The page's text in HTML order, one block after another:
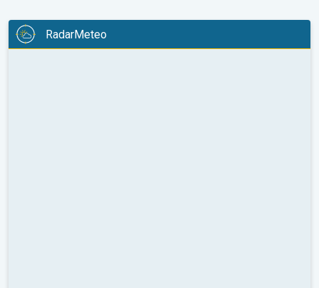
RadarMeteo